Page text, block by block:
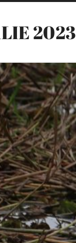
2023